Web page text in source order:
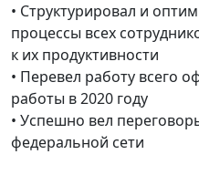
• Структурировал и
процессы всех
к их продуктивности
• Перевел работу всего
работы в 2020 году
• Успешно вел
федеральной сети